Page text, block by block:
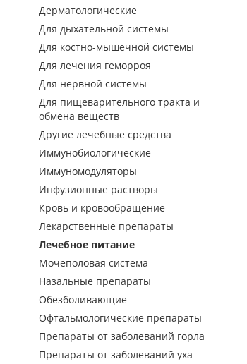
Дерматологические
Для дыхательной системы
Для костно-мышечной системы
Для лечения геморроя
Для нервной системы
Для пищеварительного тракта и
обмена веществ
Другие лечебные средства
Иммунобиологические
Иммуномодуляторы
Инфузионные растворы
Кровь и кровообращение
Лекарственные препараты
Лечебное питание
Мочеполовая система
Назальные препараты
Обезболивающие
Офтальмологические препараты
Препараты от заболеваний горла
Препараты от заболеваний уха